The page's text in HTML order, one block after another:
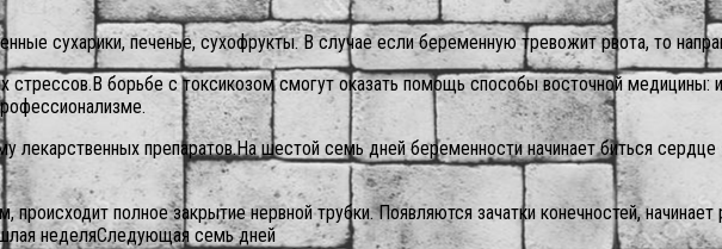
сухарики, печенье, сухофрукты. В случае если беременную тревожит рвота, то
борьбе с токсикозом смогут оказать помощь способы восточной медицины:
лекарственных препаратов.На шестой семь дней беременности начинает биться
полное закрытие нервной трубки. Появляются зачатки конечностей,
неделяСледующая семь дней